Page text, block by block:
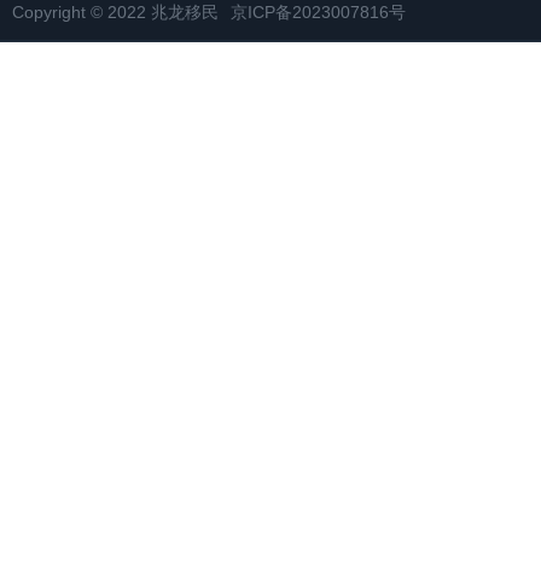
Copyright © 2022 兆龙移民 京ICP备2023007816号